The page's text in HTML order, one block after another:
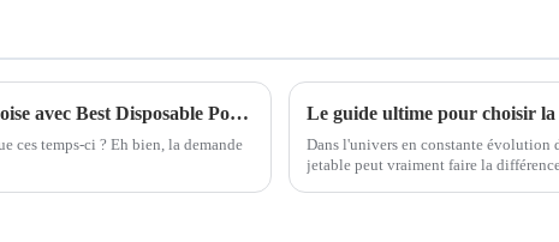
Découvrez la qualité de la fabrication chinoise avec Best Disposable Pod comme partenaire mondial
ces temps-ci ? Eh bien, la demande
Dans l'univers en constante évolution
jetable peut vraiment faire la